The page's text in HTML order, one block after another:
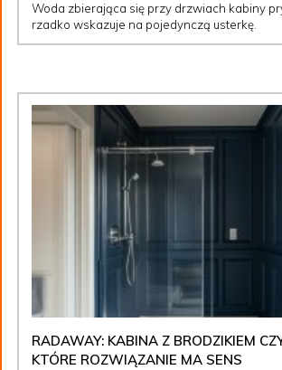
Woda zbierająca się przy drzwiach kabiny
rzadko wskazuje na pojedynczą usterkę.
RADAWAY: KABINA Z BRODZIKIEM
KTÓRE ROZWIĄZANIE MA SENS